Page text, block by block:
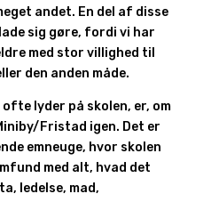
andet. En del af disse
sig gøre, fordi vi har
med stor villighed til
den anden måde.
lyder på skolen, er, om
Fristad igen. Det er
emneuge, hvor skolen
med alt, hvad det
ledelse, mad,